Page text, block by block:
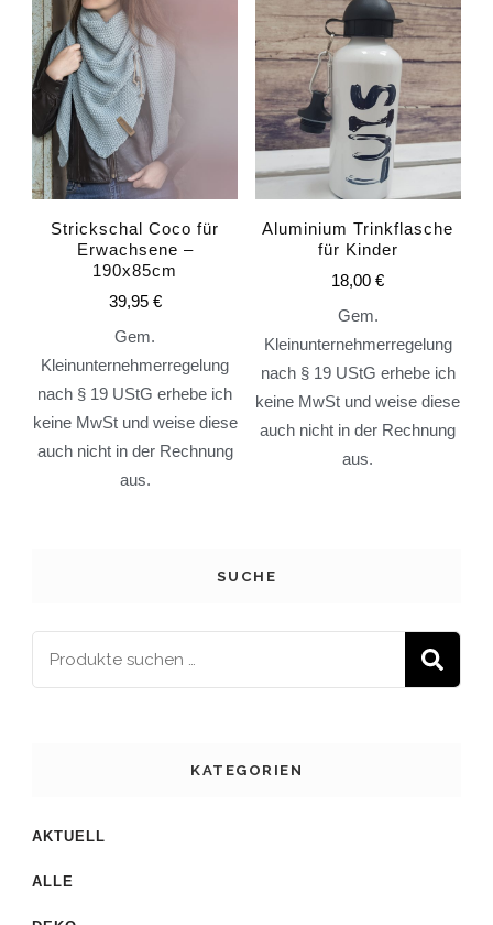
Strickschal Coco für
Erwachsene –
190x85cm
39,95 €
Gem.
Kleinunternehmerregelung
nach § 19 UStG erhebe ich
keine MwSt und weise diese
auch nicht in der Rechnung
aus.
Aluminium Trinkflasche
für Kinder
18,00€
Gem.
Kleinunternehmerregelung
nach § 19 UStG erhebe ich
keine MwSt und weise diese
auch nicht in der Rechnung
aus.
SUCHE
KATEGORIEN
AKTUELL
ALLE